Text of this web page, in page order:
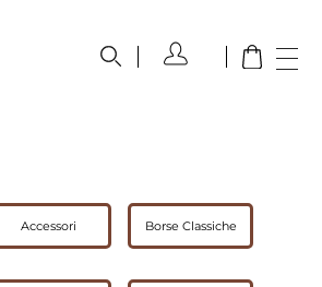
Accessori Borse Classiche